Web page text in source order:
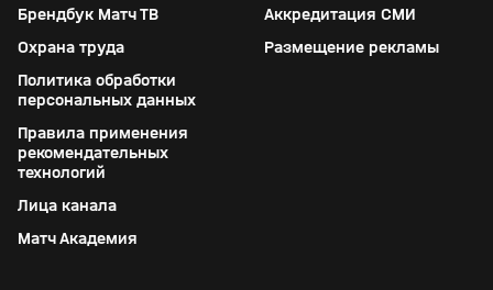
Брендбук Матч ТВ
Охрана труда
Политика обработки
персональных данных
Правила применения
рекомендательных
технологий
Лица канала
Матч Академия
Аккредитация СМИ
Размещение рекламы